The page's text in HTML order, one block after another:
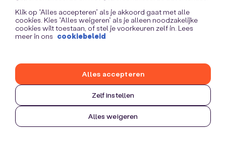
Klik op “Alles accepteren” als je akkoord gaat met alle
cookies. Kies “Alles weigeren” als je alleen noodzakelijke
cookies wilt toestaan, of stel je voorkeuren zelf in. Lees
meer in ons cookiebeleid
Zelf instellen
Alles weigeren
Alles accepteren